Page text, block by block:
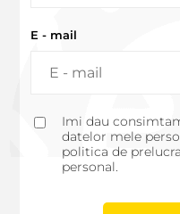
E - mail
Imi dau
datelor mele
politica de
personal.